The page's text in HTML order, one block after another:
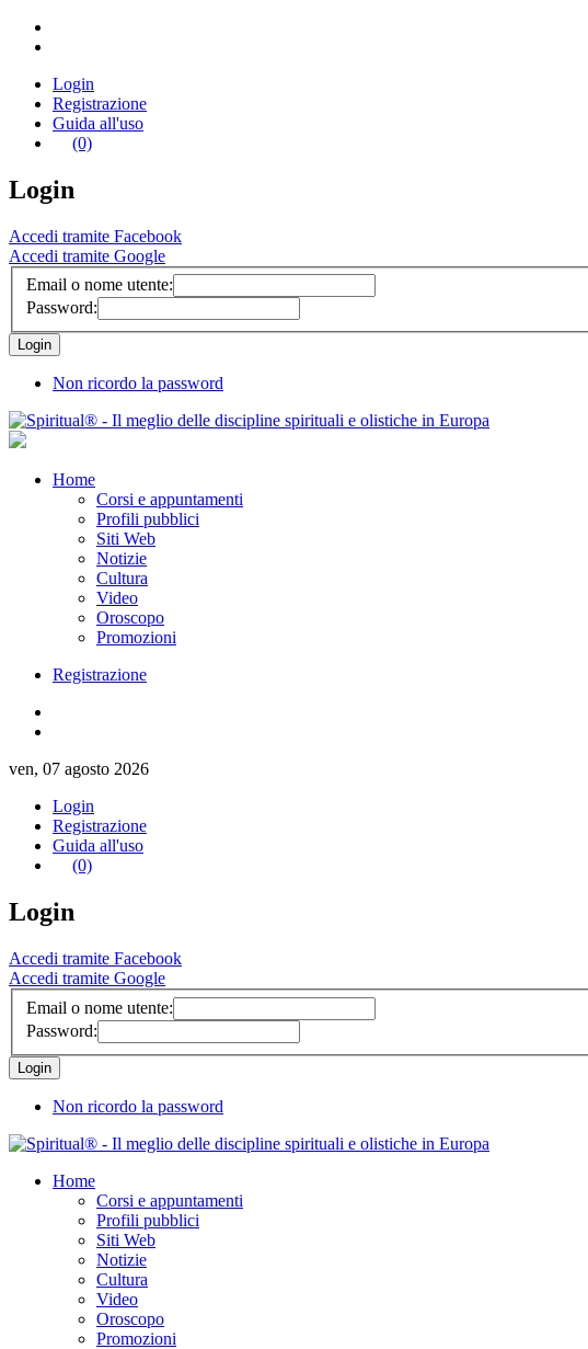
Login
Registrazione
Guida all'uso
(0)
Login
Accedi tramite Facebook
Accedi tramite Google
Email o nome utente:
Password:
Non ricordo la password
Home
Corsi e appuntamenti
Profili pubblici
Siti Web
Notizie
Cultura
Video
Oroscopo
Promozioni
Registrazione
ven, 07 agosto 2026
Login
Registrazione
Guida all'uso
(0)
Login
Accedi tramite Facebook
Accedi tramite Google
Email o nome utente:
Password:
Non ricordo la password
Home
Corsi e appuntamenti
Profili pubblici
Siti Web
Notizie
Cultura
Video
Oroscopo
Promozioni